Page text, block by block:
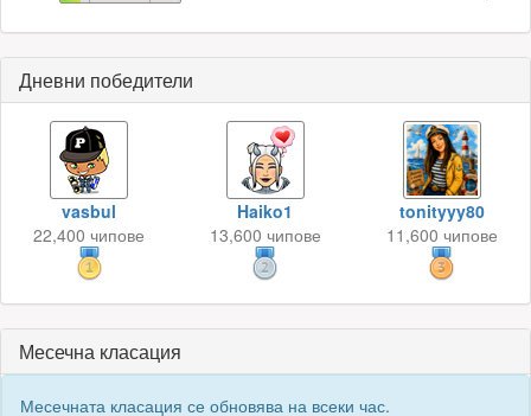
Дневни победители
vasbul
22,400 чипове
Haiko1
13,600 чипове
tonityyy80
11,600 чипове
Месечна класация
Месечната класация се обновява на всеки час.